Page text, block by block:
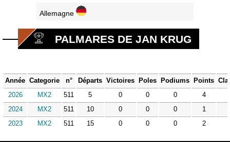
Allemagne
PALMARES DE JAN KRUG
Année Categorie n° Départs Victoires Poles Podiums Points
2026
MX2 511 5 0 0 0
4
2024
MX2 511 10 0 0 0
1
2023
MX2 511 15 0 0 0 2